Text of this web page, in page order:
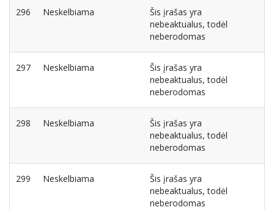
296 Neskelbiama
Šis įrašas yra
nebeaktualus, todėl
neberodomas
297 Neskelbiama
Šis įrašas yra
nebeaktualus, todėl
neberodomas
298 Neskelbiama
Šis įrašas yra
nebeaktualus, todėl
neberodomas
299 Neskelbiama
Šis įrašas yra
nebeaktualus, todėl
neberodomas